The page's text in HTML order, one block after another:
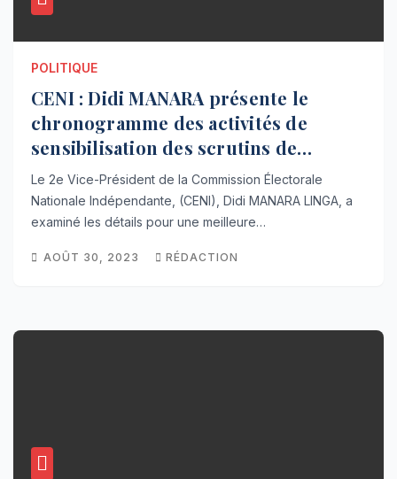
POLITIQUE
CENI : Didi MANARA présente le
chronogramme des activités de
sensibilisation des scrutins de
décembre
Le 2e Vice-Président de la Commission Électorale
Nationale Indépendante, (CENI), Didi MANARA LINGA, a
examiné les détails pour une meilleure…
AOÛT 30, 2023 RÉDACTION